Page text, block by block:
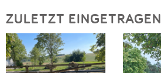
ZULETZT EINGETRAGEN